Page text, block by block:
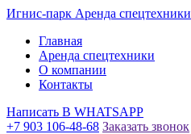
Игнис-парк Аренда спецтехники
Главная
Аренда спецтехники
О компании
Контакты
Написать В WHATSAPP
+7 903 106-48-68 Заказать звонок